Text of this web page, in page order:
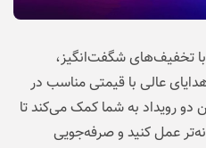
بلک فرایدی و سایبر ماندی ۲۰۲۵ با تخفیف‌های شگفت‌انگیز،
عالی با قیمتی مناسب در
رویداد به شما کمک می‌کند تا
عمل کنید و صرفه‌جویی